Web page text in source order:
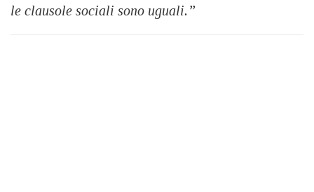
le clausole sociali sono uguali.”